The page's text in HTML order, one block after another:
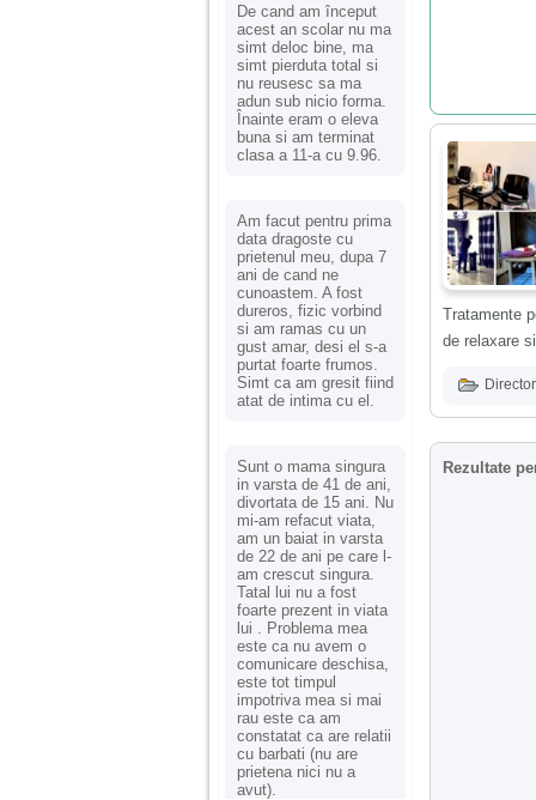
De cand am început
acest an scolar nu ma
simt deloc bine, ma
simt pierduta total si
nu reusesc sa ma
adun sub nicio forma.
Înainte eram o eleva
buna si am terminat
clasa a 11-a cu 9.96.
Am facut pentru prima
data dragoste cu
prietenul meu, dupa 7
ani de cand ne
cunoastem. A fost
dureros, fizic vorbind
si am ramas cu un
gust amar, desi el s-a
purtat foarte frumos.
Simt ca am gresit fiind
atat de intima cu el.
Sunt o mama singura
in varsta de 41 de ani,
divortata de 15 ani. Nu
mi-am refacut viata,
am un baiat in varsta
de 22 de ani pe care l-
am crescut singura.
Tatal lui nu a fost
foarte prezent in viata
lui . Problema mea
este ca nu avem o
comunicare deschisa,
este tot timpul
impotriva mea si mai
rau este ca am
constatat ca are relatii
cu barbati (nu are
prietena nici nu a
avut).
Tratamente
de relaxare
Rezultate